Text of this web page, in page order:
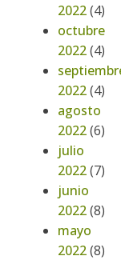
2022(4)
octubre
2022(4)
2022(4)
agosto
2022(6)
julio
2022(7)
junio
2022(8)
mayo
2022(8)